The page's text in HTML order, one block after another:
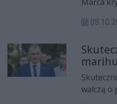
Mateusz
Polakom
Radomiu
tysięcy
można
walczą o